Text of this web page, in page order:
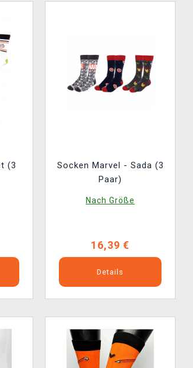
(3
Socken Marvel - Sada (3
Paar)
Nach Größe
16,39 €
Details